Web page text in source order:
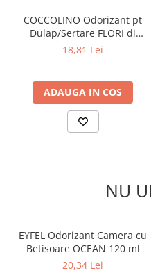
COCCOLINO Odorizant pt
Dulap/Sertare FLORI di
PRIMAVERA 3 buc
18,81 Lei
ADAUGA IN COS
NU
EYFEL Odorizant Camera cu
Betisoare OCEAN 120 ml
20,34 Lei